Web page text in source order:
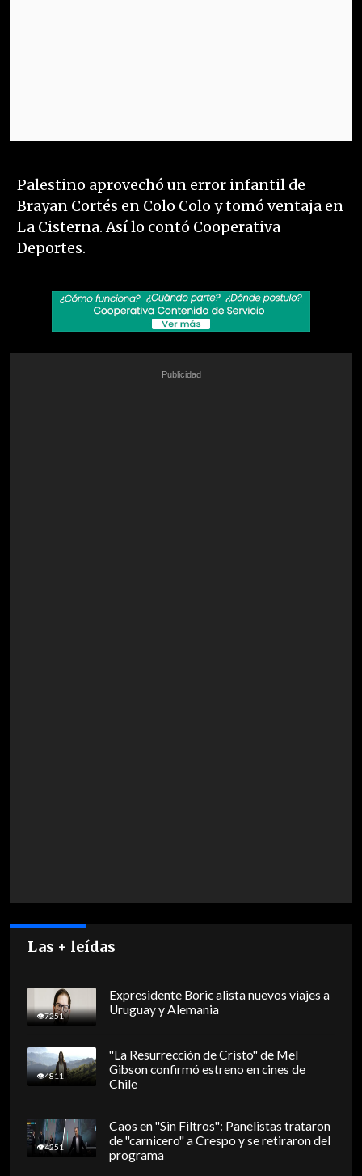
Palestino aprovechó un error infantil de
Brayan Cortés en Colo Colo y tomó ventaja en
La Cisterna. Así lo contó Cooperativa
Deportes.
Las + leídas
7251
Expresidente Boric alista nuevos viajes a
Uruguay y Alemania
4811
"La Resurrección de Cristo" de Mel
Gibson confirmó estreno en cines de
Chile
4251
Caos en "Sin Filtros": Panelistas trataron
de "carnicero" a Crespo y se retiraron del
programa